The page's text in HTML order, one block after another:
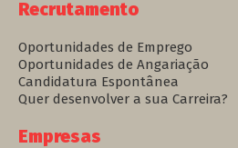
Recrutamento
Oportunidades de Emprego
Oportunidades de Angariação
Candidatura Espontânea
Quer desenvolver a sua Carreira?
Empresas